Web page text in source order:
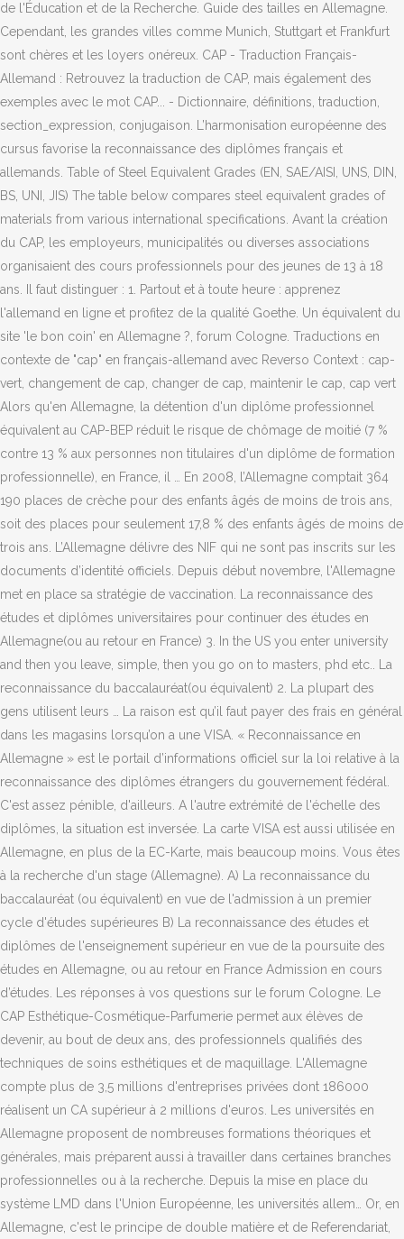
de l'Éducation et de la Recherche. Guide des tailles en Allemagne.
Cependant, les grandes villes comme Munich, Stuttgart et Frankfurt
sont chères et les loyers onéreux. CAP - Traduction Français-
Allemand : Retrouvez la traduction de CAP, mais également des
exemples avec le mot CAP... - Dictionnaire, définitions, traduction,
section_expression, conjugaison. L’harmonisation européenne des
cursus favorise la reconnaissance des diplômes français et
allemands. Table of Steel Equivalent Grades (EN, SAE/AISI, UNS, DIN,
BS, UNI, JIS) The table below compares steel equivalent grades of
materials from various international specifications. Avant la création
du CAP, les employeurs, municipalités ou diverses associations
organisaient des cours professionnels pour des jeunes de 13 à 18
ans. Il faut distinguer : 1. Partout et à toute heure : apprenez
l'allemand en ligne et profitez de la qualité Goethe. Un équivalent du
site 'le bon coin' en Allemagne ?, forum Cologne. Traductions en
contexte de "cap" en français-allemand avec Reverso Context : cap-
vert, changement de cap, changer de cap, maintenir le cap, cap vert
Alors qu'en Allemagne, la détention d'un diplôme professionnel
équivalent au CAP-BEP réduit le risque de chômage de moitié (7 %
contre 13 % aux personnes non titulaires d'un diplôme de formation
professionnelle), en France, il … En 2008, l’Allemagne comptait 364
190 places de crèche pour des enfants âgés de moins de trois ans,
soit des places pour seulement 17,8 % des enfants âgés de moins de
trois ans. L’Allemagne délivre des NIF qui ne sont pas inscrits sur les
documents d’identité officiels. Depuis début novembre, l'Allemagne
met en place sa stratégie de vaccination. La reconnaissance des
études et diplômes universitaires pour continuer des études en
Allemagne(ou au retour en France) 3. In the US you enter university
and then you leave, simple, then you go on to masters, phd etc.. La
reconnaissance du baccalauréat(ou équivalent) 2. La plupart des
gens utilisent leurs … La raison est qu’il faut payer des frais en général
dans les magasins lorsqu’on a une VISA. « Reconnaissance en
Allemagne » est le portail d’informations officiel sur la loi relative à la
reconnaissance des diplômes étrangers du gouvernement fédéral.
C'est assez pénible, d'ailleurs. A l'autre extrémité de l'échelle des
diplômes, la situation est inversée. La carte VISA est aussi utilisée en
Allemagne, en plus de la EC-Karte, mais beaucoup moins. Vous êtes
à la recherche d'un stage (Allemagne). A) La reconnaissance du
baccalauréat (ou équivalent) en vue de l'admission à un premier
cycle d'études supérieures B) La reconnaissance des études et
diplômes de l'enseignement supérieur en vue de la poursuite des
études en Allemagne, ou au retour en France Admission en cours
d’études. Les réponses à vos questions sur le forum Cologne. Le
CAP Esthétique-Cosmétique-Parfumerie permet aux élèves de
devenir, au bout de deux ans, des professionnels qualifiés des
techniques de soins esthétiques et de maquillage. L'Allemagne
compte plus de 3,5 millions d'entreprises privées dont 186000
réalisent un CA supérieur à 2 millions d'euros. Les universités en
Allemagne proposent de nombreuses formations théoriques et
générales, mais préparent aussi à travailler dans certaines branches
professionnelles ou à la recherche. Depuis la mise en place du
système LMD dans l'Union Européenne, les universités allem… Or, en
Allemagne, c'est le principe de double matière et de Referendariat,